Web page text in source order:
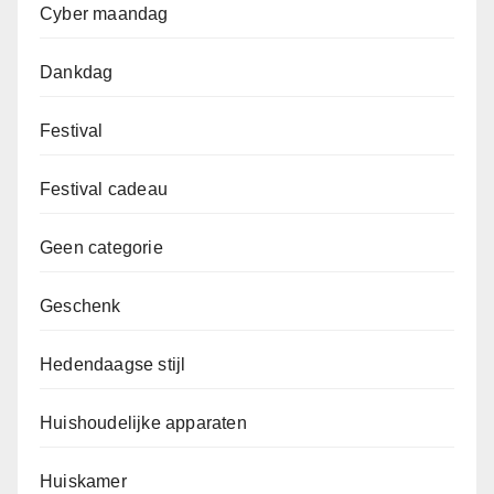
Cyber maandag
Dankdag
Festival
Festival cadeau
Geen categorie
Geschenk
Hedendaagse stijl
Huishoudelijke apparaten
Huiskamer